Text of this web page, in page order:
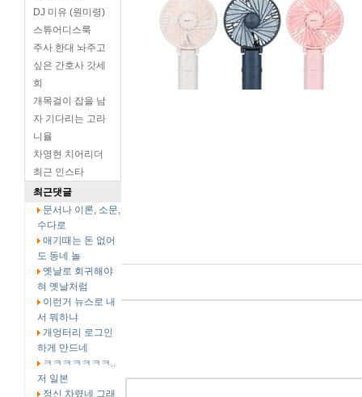
DJ 미유 (원미령)
스튜어디스룩
주사 한대 놔주고
싶은 간호사 갓세
희
개목걸이 잡을 남
자 기다리는 고라
니율
차영현 치어리더
최근 인스타
최근댓글
문서나 이론, 소문,
수다로
애기때는 돈 없어
도 동네 놀
옛날로 회귀해야
혀 옛날처럼
이런거 뉴스로 내
서 뭐하냐
개엉터리 로그인
하게 만드네
ㅋㅋㅋㅋㅋㅋㅋ..
저 일본
정신 차렸네 그래